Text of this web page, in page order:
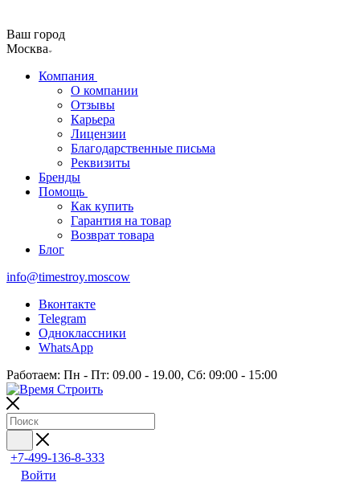
Ваш город
Москва
Компания
О компании
Отзывы
Карьера
Лицензии
Благодарственные письма
Реквизиты
Бренды
Помощь
Как купить
Гарантия на товар
Возврат товара
Блог
info@timestroy.moscow
Вконтакте
Telegram
Одноклассники
WhatsApp
Работаем: Пн - Пт: 09.00 - 19.00, Сб: 09:00 - 15:00
+7-499-136-8-333
Войти